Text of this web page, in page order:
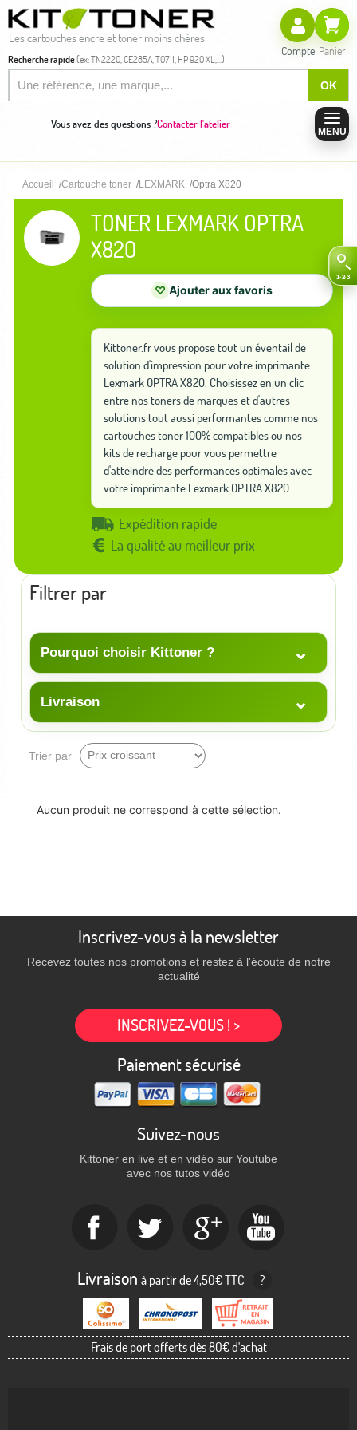
Les cartouches encre et toner moins chères
Recherche rapide(ex: TN2220, CE285A, T0711, HP 920 XL,...)
OK
Compte Panier
Vous avez des questions ?Contacter l'atelier
MENU
Accueil Cartouche toner LEXMARK Optra X820
TONER LEXMARK OPTRA
X820
♡ Ajouter aux favoris
Kittoner.fr vous propose tout un éventail de
solution d'impression pour votre imprimante
Lexmark OPTRA X820. Choisissez en un clic
entre nos toners de marques et d'autres
solutions tout aussi performantes comme nos
cartouches toner 100% compatibles ou nos
kits de recharge pour vous permettre
d'atteindre des performances optimales avec
votre imprimante Lexmark OPTRA X820.
Expédition rapide
La qualité au meilleur prix
Filtrer par
Pourquoi choisir Kittoner ? ⌄
Livraison ⌄
Trier par
Aucun produit ne correspond à cette sélection.
Inscrivez-vous à la newsletter
Recevez toutes nos promotions et restez à l'écoute de notre
actualité
INSCRIVEZ-VOUS ! >
Paiement sécurisé
Suivez-nous
Kittoner en live et en vidéo sur Youtube
avec nos tutos vidéo
Livraison à partir de 4,50€ TTC ?
Frais de port offerts dès 80€ d'achat